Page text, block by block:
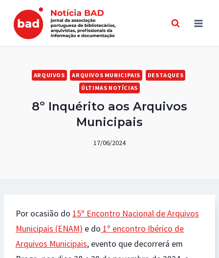
content
ARQUIVOS ARQUIVOS MUNICIPAIS
DESTAQUES
ÚLTIMAS NOTÍCIAS
8º Inquérito aos Arquivos
Municipais
17/06/2024
Por ocasião do 15º Encontro Nacional de Arquivos
Municipais (ENAM) e do 1º encontro Ibérico de
Arquivos Municipais, evento que decorrerá em